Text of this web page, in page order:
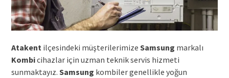
Atakentilçesindeki müşterilerimize Samsung markalı
Kombicihazlar için uzman teknik servis hizmeti
sunmaktayız. Samsung kombiler genellikle yoğun